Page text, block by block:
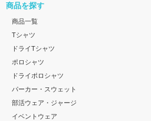
商品を探す
商品一覧
Tシャツ
ドライTシャツ
ポロシャツ
ドライポロシャツ
パーカー・スウェット
部活ウェア・ジャージ
イベントウェア